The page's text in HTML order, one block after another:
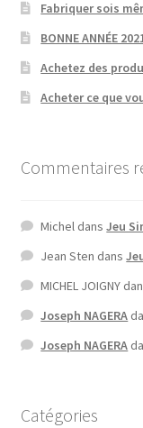
Fabriquer sois
BONNE ANNÉE
Achetez des
Acheter ce que
Commentaires
Michel dansJeu
Jean Sten dans
MICHEL JOIGNY
Joseph NAGERA
Joseph NAGERA
Catégories